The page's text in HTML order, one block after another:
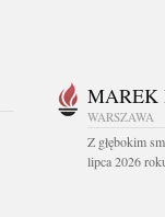
MAREK
WARSZAWA
Z głębokim
lipca 2026